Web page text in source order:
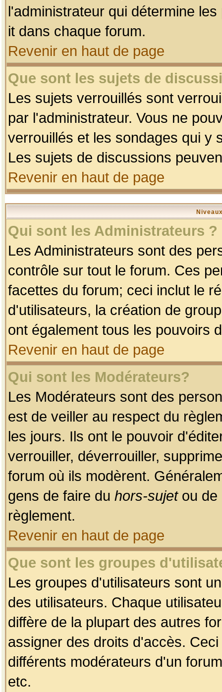
l'administrateur qui détermine
it dans chaque forum.
Revenir en haut de page
Que sont les sujets de
Les sujets verrouillés sont
par l'administrateur. Vous ne
verrouillés et les sondages qui y
Les sujets de discussions
Revenir en haut de page
Qui sont les Administrateurs ?
Les Administrateurs sont des
contrôle sur tout le forum. Ces
facettes du forum; ceci inclut le
d'utilisateurs, la création de
ont également tous les pouvoirs
Revenir en haut de page
Qui sont les Modérateurs?
Les Modérateurs sont des
est de veiller au respect du
les jours. Ils ont le pouvoir
verrouiller, déverrouiller,
forum où ils modèrent.
gens de faire du hors-sujetou de
règlement.
Revenir en haut de page
Que sont les groupes
Les groupes d'utilisateurs sont
des utilisateurs. Chaque
diffère de la plupart des autres
assigner des droits d'accès.
différents modérateurs d'un
etc.